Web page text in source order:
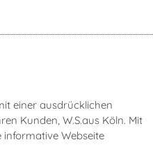
einer ausdrücklichen
Kunden, W.S.aus Köln. Mit
Webseite